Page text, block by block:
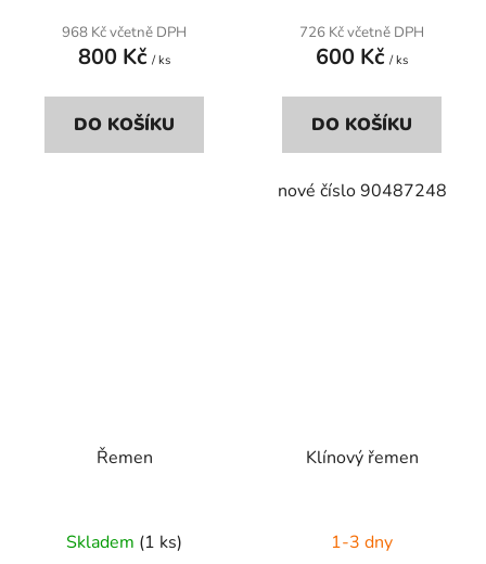
968 Kč včetně DPH
800 Kč / ks
DO KOŠÍKU
726 Kč včetně DPH
600 Kč / ks
DO KOŠÍKU
nové číslo 90487248
Řemen
Skladem (1 ks)
Klínový řemen
1-3 dny